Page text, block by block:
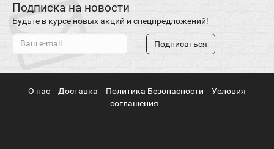
Подписка на новости
Будьте в курсе новых акций и спецпредложений!
Подписаться
О нас Доставка Политика Безопасности
Условия
соглашения